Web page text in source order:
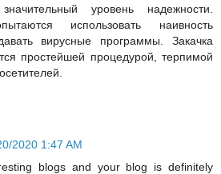
уровень надежности.
использовать наивность
вирусные программы. Закачка
простейшей процедурой, терпимой
2020 1:47 AM
blogs and your blog is definitely